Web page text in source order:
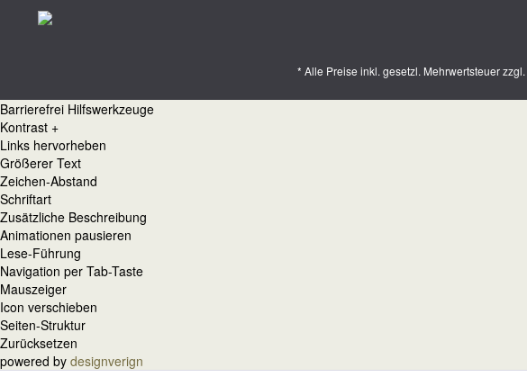
* Alle Preise inkl. gesetzl. Mehrwertsteuer zzgl.
Barrierefrei Hilfswerkzeuge
Kontrast +
Links hervorheben
Größerer Text
Zeichen-Abstand
Schriftart
Zusätzliche Beschreibung
Animationen pausieren
Lese-Führung
Navigation per Tab-Taste
Mauszeiger
Icon verschieben
Seiten-Struktur
Zurücksetzen
powered by designverign